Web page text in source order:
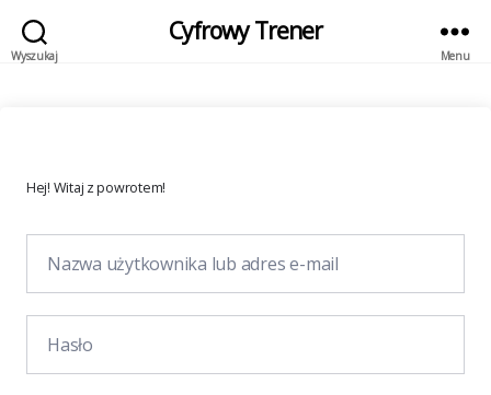
Wyszukaj
Cyfrowy Trener
Menu
Hej! Witaj z powrotem!